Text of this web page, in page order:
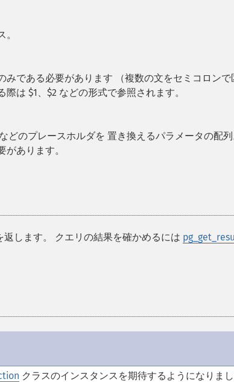
みである必要があります （複数の文をセミコロン
は $1、$2 などの形式で参照されます。
どのプレースホルダを 置き換えるパラメータの配
あります。
返します。 クエリの結果を確かめるには
クラスのインスタンスを期待するようになりま